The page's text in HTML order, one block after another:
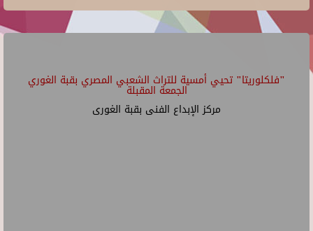
"فلكلوريتا" تحيي أمسية للتراث الشعبي المصري بقبة الغوري
الجمعة المقبلة
مركز الإبداع الفنى بقبة الغورى